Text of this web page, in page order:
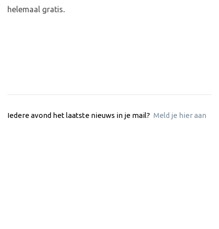
helemaal gratis.
Iedere avond het laatste nieuws in je mail? Meld je hier aan